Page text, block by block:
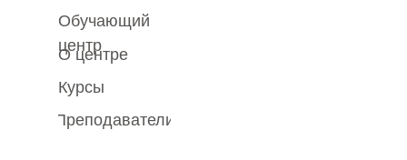
Обучающий
центр
О центре
Курсы
Преподаватели